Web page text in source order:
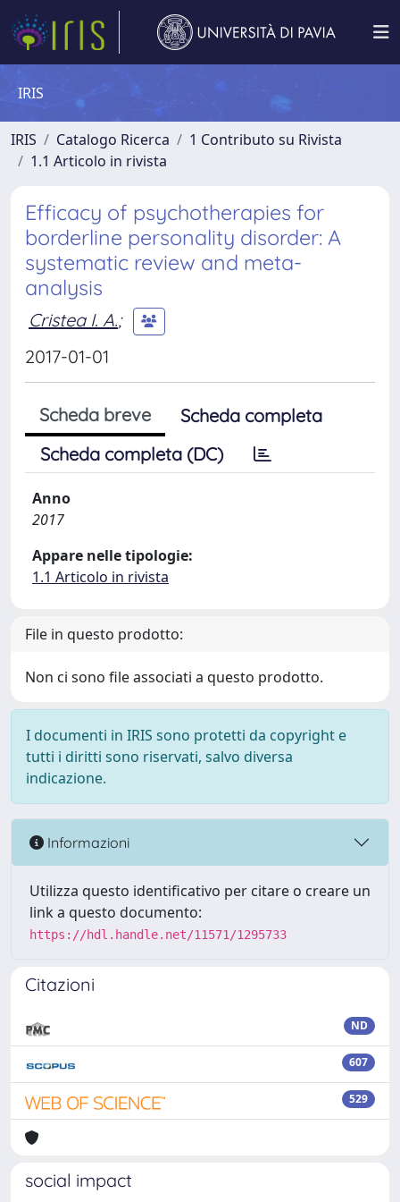
IRIS
IRIS Catalogo Ricerca
1 Contributo su Rivista
1.1 Articolo in rivista
Efficacy of psychotherapies for
borderline personality disorder: A
systematic review and meta-
analysis
Cristea I. A.;
2017-01-01
Scheda breve
Scheda completa
Scheda completa (DC)
Anno
2017
Appare nelle tipologie:
1.1 Articolo in rivista
File in questo prodotto:
Non ci sono file associati a questo prodotto.
I documenti in IRIS sono protetti da copyright e
tutti i diritti sono riservati, salvo diversa
indicazione.
Informazioni
Utilizza questo identificativo per citare o creare un
link a questo documento:
https://hdl.handle.net/11571/1295733
Citazioni
ND
607
529
social impact